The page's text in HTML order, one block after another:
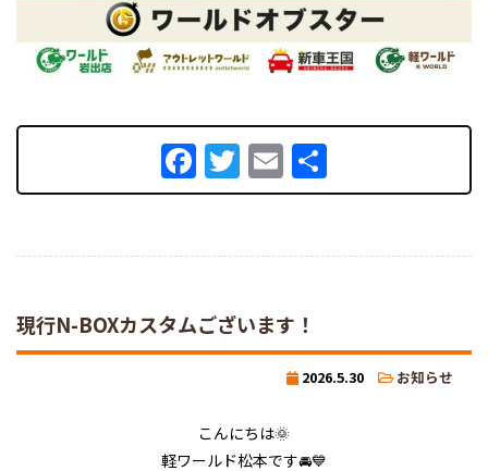
Facebook
Twitter
Email
有
現行N-BOXカスタムございます！
2026.5.30 お知らせ
こんにちは🌞
軽ワールド松本です🚘💙